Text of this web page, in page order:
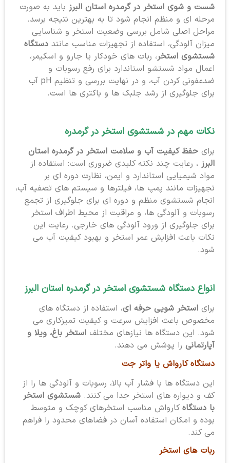
شست و شوی استخر در گرمدره استان البرزباید به صورت
مرحله ای و منظم انجام شود تا به بهترین نتیجه برسد.
مراحل اصلی شامل بررسی وضعیت استخر و شناسایی
میزان آلودگی، استفاده از تجهیزات مناسب مانند دستگاه
شستشوی استخر، ربات های خودکار یا جارو و اسکیمر،
اعمال مواد شستشو استاندارد برای رفع رسوبات و
ضدعفونی کردن آب، و در نهایت بررسی و تنظیم pH آب
برای جلوگیری از رشد جلبک ها و باکتری ها است.
نکات مهم در شستشوی استخر در گرمدره
برای حفظ کیفیت آب و سلامت استخر در گرمدره استان
البرز ، رعایت چند نکته کلیدی ضروری است: استفاده از
مواد شیمیایی استاندارد و ایمن، نظارت دوره ای بر
تجهیزات مانند پمپ ها، فیلترها و سیستم های تصفیه آب،
انجام شستشوی منظم و دوره ای برای جلوگیری از تجمع
رسوبات و آلودگی ها، و مراقبت از محیط اطراف استخر
برای جلوگیری از ورود آلودگی های خارجی. رعایت این
نکات باعث افزایش عمر استخر و بهبود کیفیت آب می
شود.
انواع دستگاه شستشوی استخر در گرمدره استان البرز
برای استخر شویی حرفه ای، استفاده از دستگاه های
مخصوص باعث افزایش سرعت و کیفیت تمیزکاری می
شود. این دستگاه ها نیازهای مختلف استخر باغ، ویلا و
آپارتمانیرا پوشش می دهند.
دستگاه کارواش یا واتر جت
این دستگاه ها با فشار آب بالا، رسوبات و آلودگی ها را از
کف و دیواره های استخر جدا می کنند. شستشوی استخر
با دستگاهکارواش مناسب استخرهای کوچک و متوسط
بوده و امکان استفاده آسان در فضاهای محدود را فراهم
می کند.
ربات های استخر